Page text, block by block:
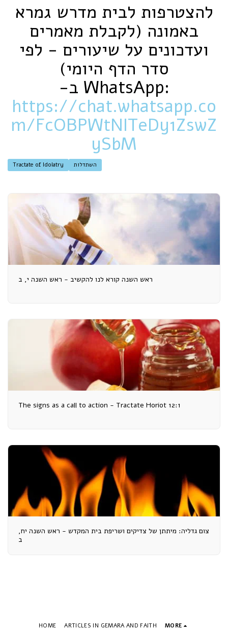
להצטרפות לבית מדרש גמרא
באמונה (לקבלת מאמרים
ועדכונים על שיעורים - לפי
סדר הדף היומי)
ב-‏WhatsApp‏:
https://chat.whatsapp.co
m/FcOBPWtNITeDy1ZswZ
ySbM
Tractate of Idolatry השתדלות
ראש השנה קורא לנו להקשיב - ראש השנה י, ב
The signs as a call to action - Tractate Horiot 12:1
צום גדליה: מיתתן של צדיקים ושריפת בית המקדש - ראש השנה יח,
ב
HOME ARTICLES IN GEMARA AND FAITH MORE